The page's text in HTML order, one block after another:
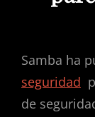
Samba ha
seguridad
de